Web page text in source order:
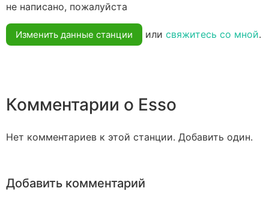
не написано, пожалуйста
Изменить данные станции или свяжитесь со мной.
Комментарии о Esso
Нет комментариев к этой станции. Добавить один.
Добавить комментарий